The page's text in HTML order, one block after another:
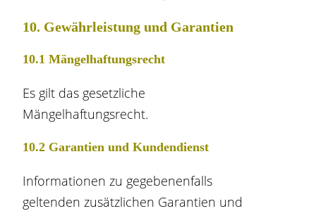
10. Gewährleistung und Garantien
10.1 Mängelhaftungsrecht
Es gilt das gesetzliche
Mängelhaftungsrecht.
10.2 Garantien und Kundendienst
Informationen zu gegebenenfalls
geltenden zusätzlichen Garantien und